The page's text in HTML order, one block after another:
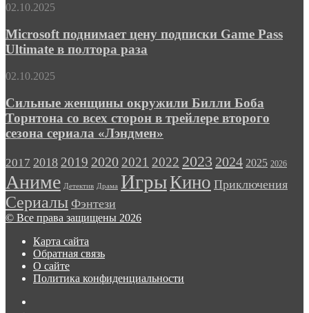
инди-
Microsoft
цену
подписки
Game
Ultimate
полтора
раза
02.10.2025
Microsoft поднимает цену подписки Game Pass
Ultimate в полтора раза
Сильные
окружили
Билли
Боба
Торнтона
всех
сторон
в
трейлере
второго
сезона
сериала
«Лэндмен»
02.10.2025
Сильные женщины окружили Билли Боба
Торнтона со всех сторон в трейлере второго
сезона сериала «Лэндмен»
2017 2018 2019 2020 2021 2022 2023 2024 2025 2026
Аниме Детектив Драма ИгрыКино Приключения
Сериалы Фэнтези
© Все права защищены 2026
Карта сайта
Обратная связь
О сайте
Политика конфиденциальности